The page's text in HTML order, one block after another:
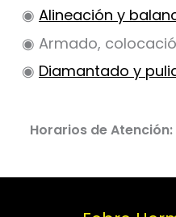
◉ Alineación y
◉ Armado,
◉ Diamantado y
Horarios de Atención: